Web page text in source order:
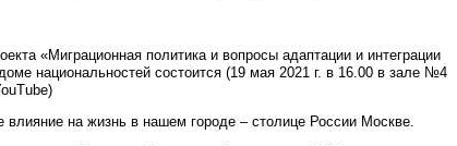
«Миграционная политика и вопросы адаптации и интеграции
национальностей состоится (19 мая 2021 г. в 16.00 в зале №4
на жизнь в нашем городе – столице России Москве.